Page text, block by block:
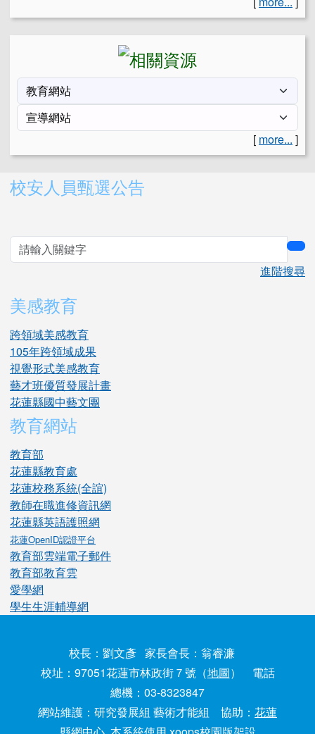
[ more... ]
右邊區域內容
校安人員甄選公告
進階搜尋
美感教育
跨領域美感教育
105年跨領域成果
視覺形式美感教育
藝才班優質發展計畫
花蓮縣國中藝文團
教育網站
教育部
花蓮縣教育處
花蓮校務系統(全誼)
教師在職進修資訊網
花蓮縣英語護照網
花蓮OpenID認證平台
教育部雲端電子郵件
教育部教育雲
愛學網
學生生涯輔導網
校長：劉文彥 家長會長：翁睿濂
校址：97051花蓮市林政街７號（地圖） 電話
總機：03-8323847
網站維護：研究發展組 藝術才能組 協助： 花蓮